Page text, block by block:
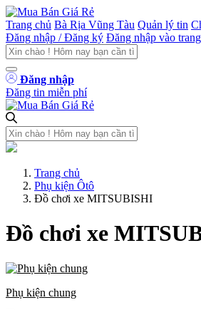
Trang chủ Bà Rịa Vũng Tàu Quản lý tin
Đăng nhập / Đăng ký Đăng nhập vào
Đăng nhập
Đăng tin miễn phí
Trang chủ
Phụ kiện Ôtô
Đồ chơi xe MITSUBISHI
Đồ chơi xe
Phụ kiện chung